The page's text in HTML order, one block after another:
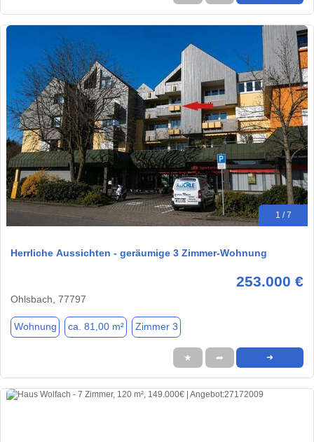
1 / 7
Herrliche Aussichten - geräumige 3 Zimmer-Wohnung
253.000 €
Ohlsbach, 77797
Wohnung ca. 81,00 m² Zimmer 3
★ ➦ ➜